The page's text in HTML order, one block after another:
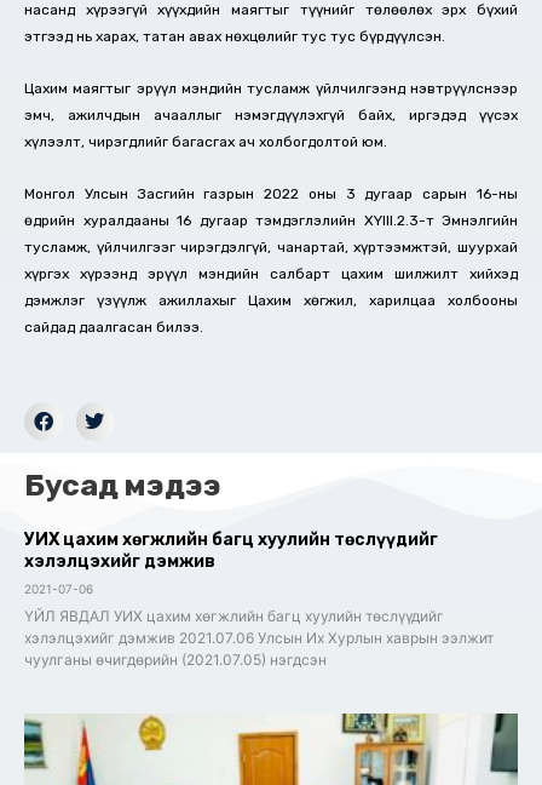
насанд хүрээгүй хүүхдийн маягтыг түүнийг төлөөлөх эрх бүхий
этгээд нь харах, татан авах нөхцөлийг тус тус бүрдүүлсэн.
Цахим маягтыг эрүүл мэндийн тусламж үйлчилгээнд нэвтрүүлснээр
эмч, ажилчдын ачааллыг нэмэгдүүлэхгүй байх, иргэдэд үүсэх
хүлээлт, чирэгдлийг багасгах ач холбогдолтой юм.
Монгол Улсын Засгийн газрын 2022 оны 3 дугаар сарын 16-ны
өдрийн хуралдааны 16 дугаар тэмдэглэлийн XYIII.2.3-т Эмнэлгийн
тусламж, үйлчилгээг чирэгдэлгүй, чанартай, хүртээмжтэй, шуурхай
хүргэх хүрээнд эрүүл мэндийн салбарт цахим шилжилт хийхэд
дэмжлэг үзүүлж ажиллахыг Цахим хөгжил, харилцаа холбооны
сайдад даалгасан билээ.
Бусад мэдээ
УИХ цахим хөгжлийн багц хуулийн төслүүдийг
хэлэлцэхийг дэмжив
2021-07-06
ҮЙЛ ЯВДАЛ УИХ цахим хөгжлийн багц хуулийн төслүүдийг
хэлэлцэхийг дэмжив 2021.07.06 Улсын Их Хурлын хаврын ээлжит
чуулганы өчигдөрийн (2021.07.05) нэгдсэн